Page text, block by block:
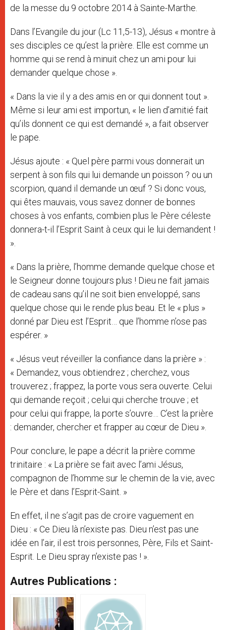
de la messe du 9 octobre 2014 à Sainte-Marthe.
Dans l’Evangile du jour (Lc 11,5-13), Jésus « montre à
ses disciples ce qu’est la prière. Elle est comme un
homme qui se rend à minuit chez un ami pour lui
demander quelque chose ».
« Dans la vie il y a des amis en or qui donnent tout ».
Même si leur ami est importun, « le lien d’amitié fait
qu’ils donnent ce qui est demandé », a fait observer
le pape.
Jésus ajoute : « Quel père parmi vous donnerait un
serpent à son fils qui lui demande un poisson ? ou un
scorpion, quand il demande un œuf ? Si donc vous,
qui êtes mauvais, vous savez donner de bonnes
choses à vos enfants, combien plus le Père céleste
donnera-t-il l’Esprit Saint à ceux qui le lui demandent !
».
« Dans la prière, l’homme demande quelque chose et
le Seigneur donne toujours plus ! Dieu ne fait jamais
de cadeau sans qu’il ne soit bien enveloppé, sans
quelque chose qui le rende plus beau. Et le « plus »
donné par Dieu est l’Esprit… que l’homme n’ose pas
espérer. »
« Jésus veut réveiller la confiance dans la prière » :
« Demandez, vous obtiendrez ; cherchez, vous
trouverez ; frappez, la porte vous sera ouverte. Celui
qui demande reçoit ; celui qui cherche trouve ; et
pour celui qui frappe, la porte s’ouvre… C’est la prière
: demander, chercher et frapper au cœur de Dieu ».
Pour conclure, le pape a décrit la prière comme
trinitaire : « La prière se fait avec l’ami Jésus,
compagnon de l’homme sur le chemin de la vie, avec
le Père et dans l’Esprit-Saint. »
En effet, il ne s’agit pas de croire vaguement en
Dieu : « Ce Dieu là n’existe pas. Dieu n’est pas une
idée en l’air, il est trois personnes, Père, Fils et Saint-
Esprit. Le Dieu spray n’existe pas ! ».
Autres Publications :